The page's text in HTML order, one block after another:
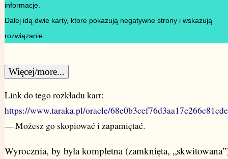
informacje.
Dalej idą dwie karty, ktore pokazują negatywne strony i wskazują
rozwiązanie.
Więcej/more...
Link do tego rozkładu kart:
https://www.taraka.pl/oracle/
— Możesz go skopiować i zapamiętać.
Wyrocznia, by była kompletna (zamknięta,